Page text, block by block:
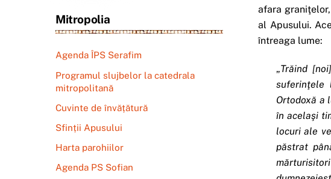
afara
al Apusului.
întreaga lume:
„Trăind
suferinţele
Ortodoxă a
în acelaşi
locuri ale
păstrat
Mitropolia
Agenda ÎPS Serafim
Programul slujbelor la catedrala
mitropolitană
Cuvinte de învățătură
Sfinții Apusului
Harta parohiilor
Agenda PS Sofian